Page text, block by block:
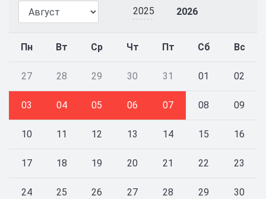
2025 2026
Пн Вт Ср Чт Пт Сб Вс
27 28 29 30 31 01 02
03 04 05 06 07 08 09
10 11 12 13 14 15 16
17 18 19 20 21 22 23
24 25 26 27 28 29 30